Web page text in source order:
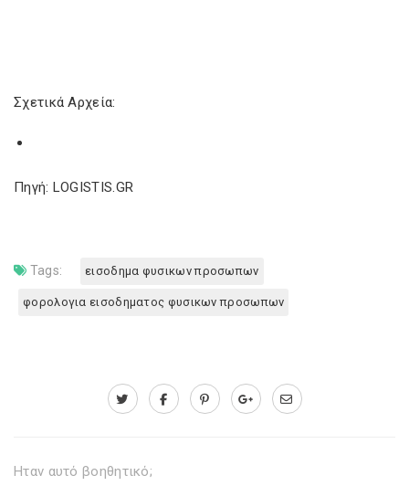
Σχετικά Αρχεία:
Πηγή: LOGISTIS.GR
Tags: εισοδημα φυσικων προσωπων
φορολογια εισοδηματος φυσικων προσωπων
Ηταν αυτό βοηθητικό;